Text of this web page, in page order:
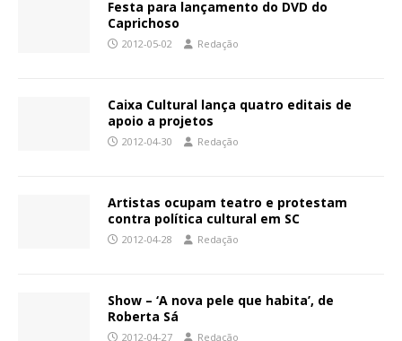
Festa para lançamento do DVD do
Caprichoso
2012-05-02 Redação
Caixa Cultural lança quatro editais de
apoio a projetos
2012-04-30 Redação
Artistas ocupam teatro e protestam
contra política cultural em SC
2012-04-28 Redação
Show – ‘A nova pele que habita’, de
Roberta Sá
2012-04-27 Redação